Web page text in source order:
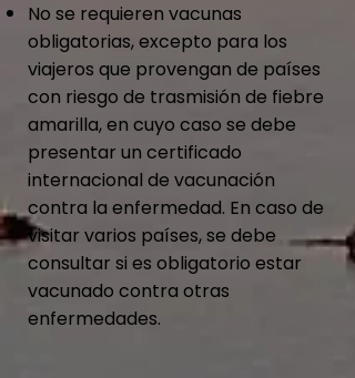
No se requieren vacunas
obligatorias, excepto para los
viajeros que provengan de países
con riesgo de trasmisión de fiebre
amarilla, en cuyo caso se debe
presentar un certificado
internacional de vacunación
contra la enfermedad. En caso de
visitar varios países, se debe
consultar si es obligatorio estar
vacunado contra otras
enfermedades.